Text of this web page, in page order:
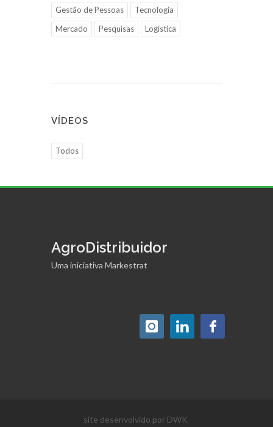
Gestão de Pessoas
Tecnologia
Mercado
Pesquisas Logística
VÍDEOS
Todos
AgroDistribuidor
Uma iniciativa Markestrat
site desenvolvido por DWK